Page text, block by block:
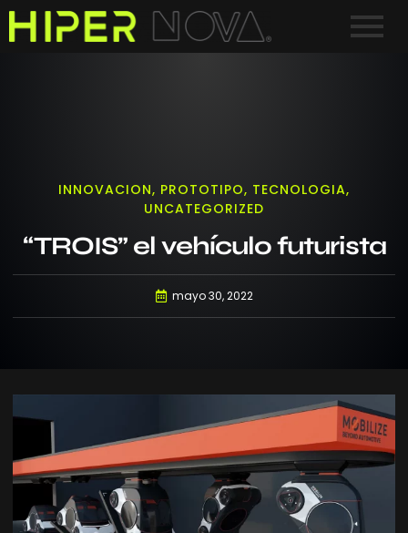
INNOVACION, PROTOTIPO, TECNOLOGIA,
UNCATEGORIZED
“TROIS” el vehículo futurista
mayo 30, 2022